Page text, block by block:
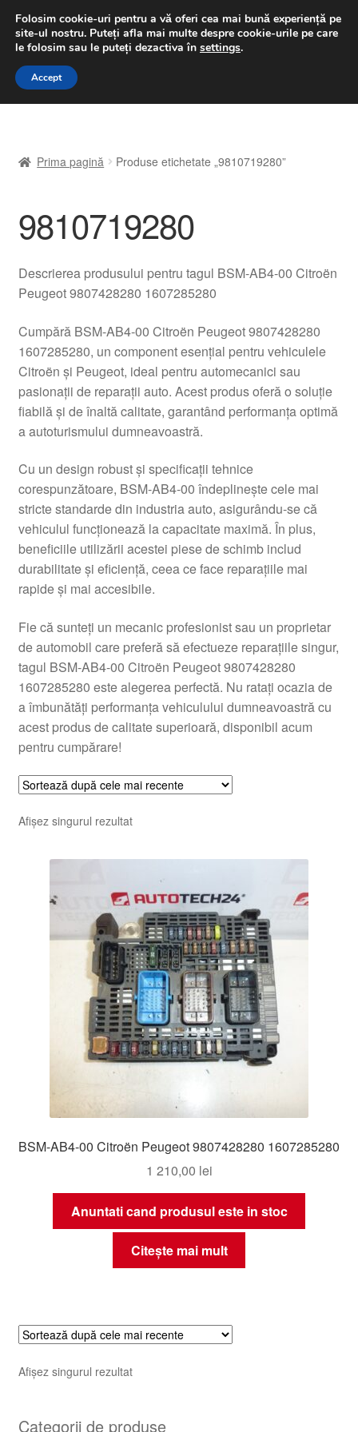
LIVRARE de la 33 lei
luni-vineri 9 a.m. - 4 p.m.031 229 6816
Sari
Sari
A lua legatura
Contul meu
Despre noi
Finalizare comandă
Livrare
Livrare în toată lumea
Plângere
Plățile
Politică de confidențialitate
Procedura de reclamație
Termeni si conditii
Prima pagină Produse etichetate „9810719280”
9810719280
Descrierea produsului pentru tagul BSM-AB4-00 Citroën
Peugeot 9807428280 1607285280
Cumpără BSM-AB4-00 Citroën Peugeot 9807428280
1607285280, un component esențial pentru vehiculele
Citroën și Peugeot, ideal pentru automecanici sau
pasionații de reparații auto. Acest produs oferă o soluție
fiabilă și de înaltă calitate, garantând performanța optimă
a autoturismului dumneavoastră.
Cu un design robust și specificații tehnice
corespunzătoare, BSM-AB4-00 îndeplinește cele mai
stricte standarde din industria auto, asigurându-se că
vehiculul funcționează la capacitate maximă. În plus,
beneficiile utilizării acestei piese de schimb includ
durabilitate și eficiență, ceea ce face reparațiile mai
rapide și mai accesibile.
Fie că sunteți un mecanic profesionist sau un proprietar
de automobil care preferă să efectueze reparațiile singur,
tagul BSM-AB4-00 Citroën Peugeot 9807428280
1607285280 este alegerea perfectă. Nu ratați ocazia de
a îmbunătăți performanța vehiculului dumneavoastră cu
acest produs de calitate superioară, disponibil acum
pentru cumpărare!
Afișez singurul rezultat
BSM-AB4-00 Citroën Peugeot 9807428280 1607285280
1 210,00 lei
Anuntati cand produsul este in stoc
Citește mai mult
Afișez singurul rezultat
Categorii de produse
Folosim cookie-uri pentru a vă oferi cea mai bună experiență pe
site-ul nostru. Puteți afla mai multe despre cookie-urile pe care
le folosim sau le puteți dezactiva în settings.
Accept